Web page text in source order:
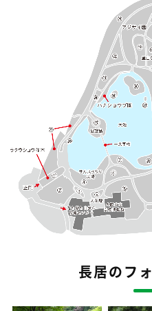
長居のフ